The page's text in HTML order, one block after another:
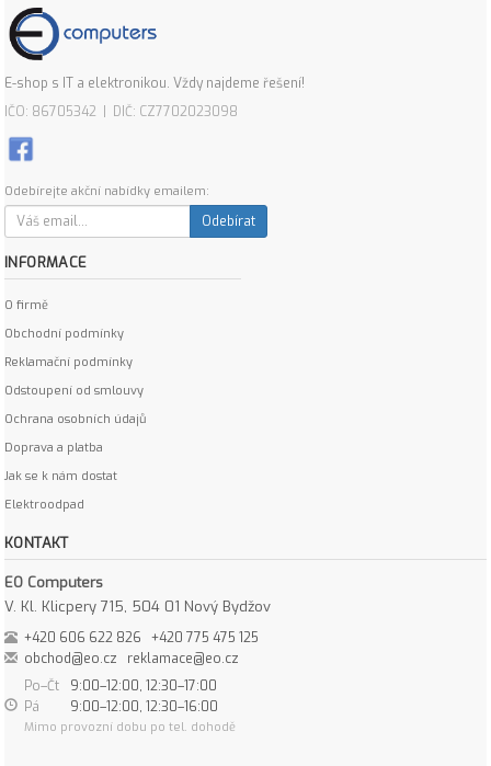
E-shop s IT a elektronikou. Vždy najdeme řešení!
IČO: 86705342 | DIČ: CZ7702023098
Odebírejte akční nabídky emailem:
Odebírat
INFORMACE
O firmě
Obchodní podmínky
Reklamační podmínky
Odstoupení od smlouvy
Ochrana osobních údajů
Doprava a platba
Jak se k nám dostat
Elektroodpad
KONTAKT
EO Computers
V. Kl. Klicpery 715, 504 01 Nový Bydžov
+420 606 622 826
+420 775 475 125
obchod@eo.cz
reklamace@eo.cz
Po–Čt
9:00–12:00, 12:30–17:00
Pá
9:00–12:00, 12:30–16:00
Mimo provozní dobu po tel. dohodě